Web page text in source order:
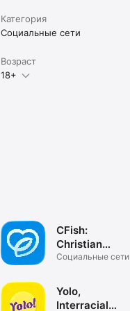
Категория
Социальные сети
Возраст
18+
CFish:
Christian
Dating & Chat
Социальные сети
Yolo,
Interracial